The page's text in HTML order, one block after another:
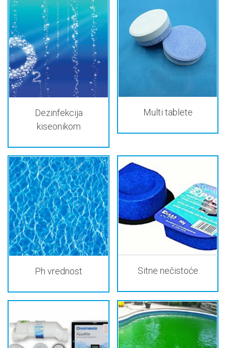
Dezinfekcija
kiseonikom
Multi tablete
Ph vrednost Sitne nečistoće